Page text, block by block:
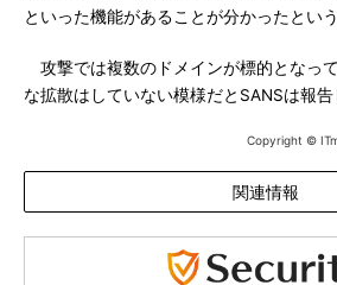
といった機能があることが分かったという
攻撃では複数のドメインが標的となっ
な拡散はしていない模様だとSANSは報告
Copyright ©
関連情報